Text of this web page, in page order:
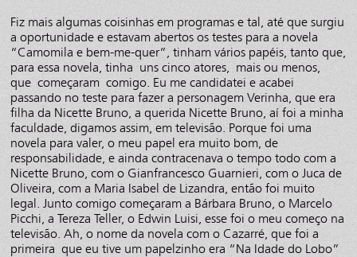
Fiz mais algumas coisinhas em programas e tal, até que surgiu
a oportunidade e estavam abertos os testes para a novela
“Camomila e bem-me-quer”, tinham vários papéis, tanto que,
para essa novela, tinha uns cinco atores, mais ou menos,
que começaram comigo. Eu me candidatei e acabei
passando no teste para fazer a personagem Verinha, que era
filha da Nicette Bruno, a querida Nicette Bruno, aí foi a minha
faculdade, digamos assim, em televisão. Porque foi uma
novela para valer, o meu papel era muito bom, de
responsabilidade, e ainda contracenava o tempo todo com a
Nicette Bruno, com o Gianfrancesco Guarnieri, com o Juca de
Oliveira, com a Maria Isabel de Lizandra, então foi muito
legal. Junto comigo começaram a Bárbara Bruno, o Marcelo
Picchi, a Tereza Teller, o Edwin Luisi, esse foi o meu começo na
televisão. Ah, o nome da novela com o Cazarré, que foi a
primeira que eu tive um papelzinho era “Na Idade do Lobo”